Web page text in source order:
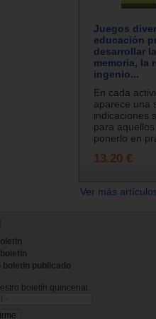
Juegos
educación
desarrollar
memoria, la
ingenio...
En cada
aparece una
indicaciones
para
ponerlo en
13.20 €
Ver más
boletin publicado
boletín quincenal.